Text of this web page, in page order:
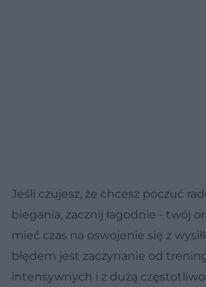
Jeśli czujesz, że chcesz poczuć
biegania, zacznij łagodnie - twój
mieć czas na oswojenie się z
błędem jest zaczynanie od
intensywnych i z dużą